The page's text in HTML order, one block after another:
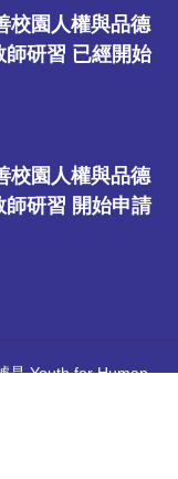
校園人權與品德
研習 已經開始
校園人權與品德
研習 開始申請
是 Youth for Human